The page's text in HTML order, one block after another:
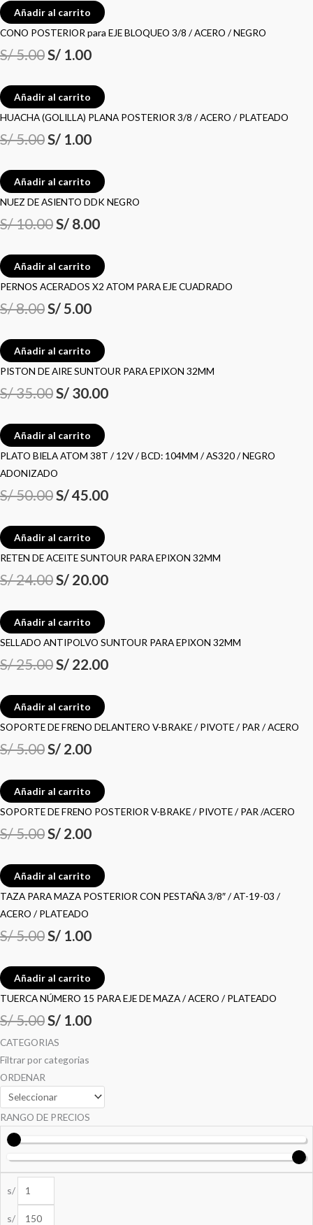
Añadir al carrito
CONO POSTERIOR para EJE BLOQUEO 3/8 / ACERO / NEGRO
S/5.00S/ 1.00
Añadir al carrito
HUACHA (GOLILLA) PLANA POSTERIOR 3/8 / ACERO / PLATEADO
S/5.00S/ 1.00
Añadir al carrito
NUEZ DE ASIENTO DDK NEGRO
S/10.00S/ 8.00
Añadir al carrito
PERNOS ACERADOS X2 ATOM PARA EJE CUADRADO
S/8.00S/ 5.00
Añadir al carrito
PISTON DE AIRE SUNTOUR PARA EPIXON 32MM
S/35.00S/ 30.00
Añadir al carrito
PLATO BIELA ATOM 38T / 12V / BCD: 104MM / AS320 / NEGRO
ADONIZADO
S/50.00S/45.00
Añadir al carrito
RETEN DE ACEITE SUNTOUR PARA EPIXON 32MM
S/24.00S/ 20.00
Añadir al carrito
SELLADO ANTIPOLVO SUNTOUR PARA EPIXON 32MM
S/25.00S/ 22.00
Añadir al carrito
SOPORTE DE FRENO DELANTERO V-BRAKE / PIVOTE / PAR / ACERO
S/5.00S/ 2.00
Añadir al carrito
SOPORTE DE FRENO POSTERIOR V-BRAKE / PIVOTE / PAR /ACERO
S/5.00S/ 2.00
Añadir al carrito
TAZA PARA MAZA POSTERIOR CON PESTAÑA 3/8″ / AT-19-03 /
ACERO / PLATEADO
S/5.00S/ 1.00
Añadir al carrito
TUERCA NÚMERO 15 PARA EJE DE MAZA / ACERO / PLATEADO
S/5.00S/ 1.00
CATEGORIAS
Filtrar por categorias
ORDENAR
RANGO DE PRECIOS
s/
s/